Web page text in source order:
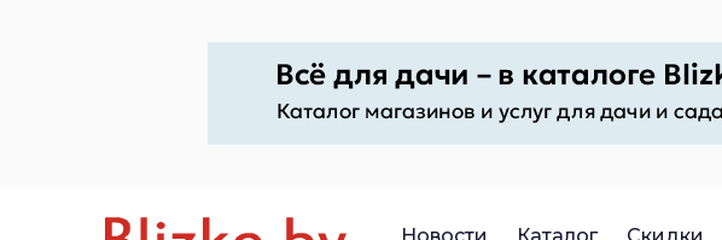
Новости Каталог Скидки